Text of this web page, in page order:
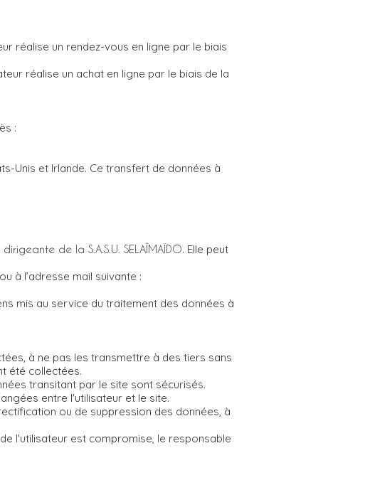
réalise un rendez-vous en ligne par le biais
réalise un achat en ligne par le biais de la
:
Unis et Irlande. Ce transfert de données à
de la S.A.S.U. SELAÎMAÏDO. Elle peut
à l’adresse mail suivante :
mis au service du traitement des données à
à ne pas les transmettre à des tiers sans
été collectées.
transitant par le site sont sécurisés.
entre l'utilisateur et le site.
ou de suppression des données, à
l'utilisateur est compromise, le responsable